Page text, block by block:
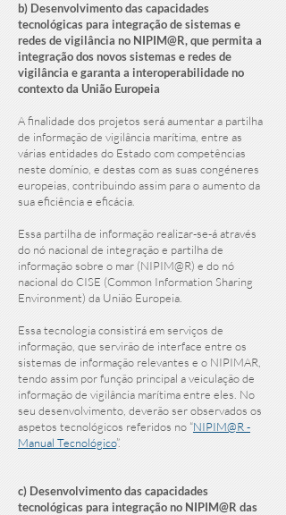
b) Desenvolvimento das capacidades
tecnológicas para integração de sistemas e
redes de vigilância no NIPIM@R, que permita a
integração dos novos sistemas e redes de
vigilância e garanta a interoperabilidade no
contexto da União Europeia
A finalidade dos projetos será aumentar a partilha
de informação de vigilância marítima, entre as
várias entidades do Estado com competências
neste domínio, e destas com as suas congéneres
europeias, contribuindo assim para o aumento da
sua eficiência e eficácia.
Essa partilha de informação realizar-se-á através
do nó nacional de integração e partilha de
informação sobre o mar (NIPIM@R) e do nó
nacional do CISE (Common Information Sharing
Environment) da União Europeia.
Essa tecnologia consistirá em serviços de
informação, que servirão de interface entre os
sistemas de informação relevantes e o NIPIMAR,
tendo assim por função principal a veiculação de
informação de vigilância marítima entre eles. No
seu desenvolvimento, deverão ser observados os
aspetos tecnológicos referidos no “NIPIM@R -
Manual Tecnológico”.​
c) Desenvolvimento das capacidades
tecnológicas para integração no NIPIM@R das